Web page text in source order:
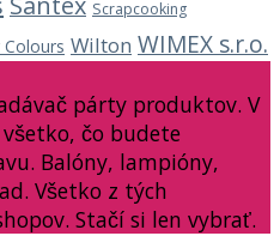
Scrapcooking
Wilton WIMEX s.r.o.
párty produktov. V
čo budete
Balóny, lampióny,
Všetko z tých
Stačí si len vybrať.